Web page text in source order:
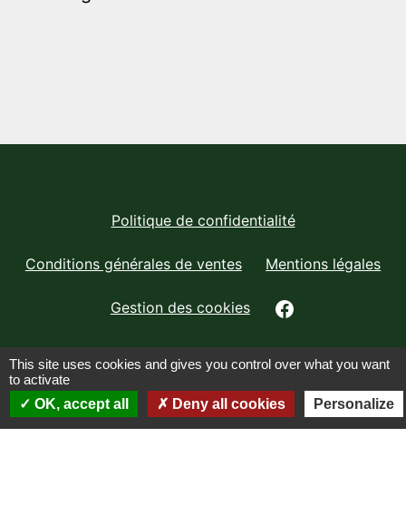
Politique de confidentialité
Conditions générales de ventes Mentions légales
Gestion des cookies
Atelier Des Gordots
This site uses cookies and gives you control over what you want
to activate
OK, accept all
Deny all cookies Personalize